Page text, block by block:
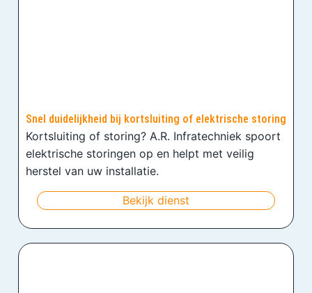
Snel duidelijkheid bij kortsluiting of elektrische storing
Kortsluiting of storing? A.R. Infratechniek spoort
elektrische storingen op en helpt met veilig
herstel van uw installatie.
Bekijk dienst